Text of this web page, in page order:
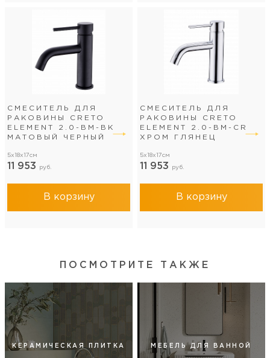
СМЕСИТЕЛЬ ДЛЯ
РАКОВИНЫ CRETO
ELEMENT 2.0-BM-BK
МАТОВЫЙ ЧЕРНЫЙ
5x18x17см
11 953 руб.
В корзину
СМЕСИТЕЛЬ ДЛЯ
РАКОВИНЫ CRETO
ELEMENT 2.0-BM-CR
ХРОМ ГЛЯНЕЦ
5x18x17см
11 953 руб.
В корзину
ПОСМОТРИТЕ ТАКЖЕ
КЕРАМИЧЕСКАЯ ПЛИТКА МЕБЕЛЬ ДЛЯ ВАННОЙ